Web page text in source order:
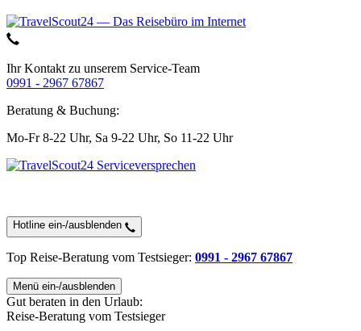
Ihr Kontakt zu unserem Service-Team
0991 - 2967 67867
Beratung & Buchung:
Mo-Fr 8-22 Uhr, Sa 9-22 Uhr, So 11-22 Uhr
Hotline ein-/ausblenden
Top Reise-Beratung vom Testsieger: 0991 - 2967 67867
Menü ein-/ausblenden
Gut beraten in den Urlaub:
Reise-Beratung vom Testsieger